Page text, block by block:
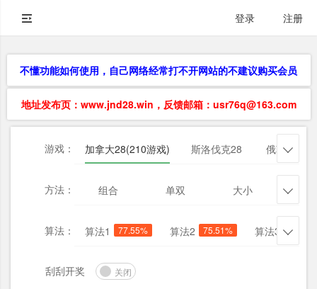
登录 注册
不懂功能如何使用，自己网络经常打不开网站的不建议购买会员
地址发布页：www.jnd28.win，反馈邮箱：usr76q@163.com
游戏： 加拿大28(210游戏) 斯洛伐克28 俄勒冈28

方法： 组合 单双 大小 
算法： 算法1 77.55% 算法2 75.51% 算法3 73.47%

刮刮开奖 关闭